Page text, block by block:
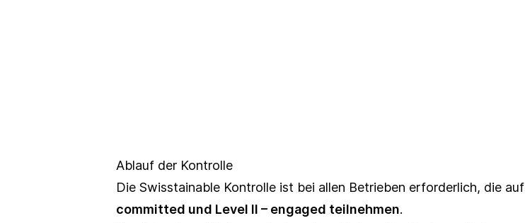
Ablauf der Kontrolle
Die Swisstainable Kontrolle ist bei allen Betrieben erforderlich, die auf
committed und Level II – engaged teilnehmen.